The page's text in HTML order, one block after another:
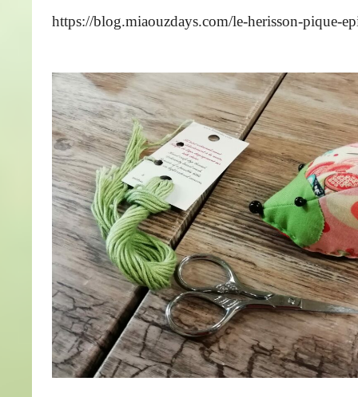
https://blog.miaouzdays.com/le-herisson-pique-